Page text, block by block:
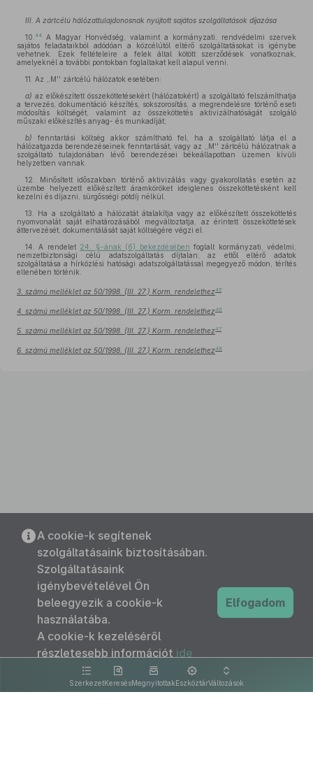
III. A zártcélú hálózattulajdonosnak nyújtott sajátos szolgáltatások díjazása
10. 44
A Magyar Honvédség, valamint a kormányzati, rendvédelmi szervek
sajátos feladataikból adódóan a közcélútól eltérő szolgáltatásokat is igénybe
vehetnek. Ezek feltételeire a felek által kötött szerződések vonatkoznak,
amelyeknél a további pontokban foglaltakat kell alapul venni.
11. Az ,,M'' zártcélú hálózatok esetében:
a) az előkészített összeköttetésekért (hálózatokért) a szolgáltató felszámíthatja
a tervezés, dokumentáció készítés, sokszorosítás, a megrendelésre történő eseti
módosítás költségét, valamint az összeköttetés aktivizálhatóságát szolgáló
műszaki előkészítés anyag- és munkadíját;
b) fenntartási költség akkor számítható fel, ha a szolgáltató látja el a
hálózatgazda berendezéseinek fenntartását, vagy az ,,M'' zártcélú hálózatnak a
szolgáltató tulajdonában lévő berendezései békeállapotban üzemen kívüli
helyzetben vannak.
12. Minősített időszakban történő aktivizálás vagy gyakoroltatás esetén az
üzembe helyezett előkészített áramköröket ideiglenes összeköttetésként kell
kezelni és díjazni, sürgősségi pótdíj nélkül.
13. Ha a szolgáltató a hálózatát átalakítja vagy az előkészített összeköttetés
nyomvonalát saját elhatározásából megváltoztatja, az érintett összeköttetések
áttervezését, dokumentálását saját költségére végzi el.
14. A rendelet 24. §-ának (6) bekezdésében foglalt kormányzati, védelmi,
nemzetbiztonsági célú adatszolgáltatás díjtalan; az ettől eltérő adatok
szolgáltatása a hírközlési hatósági adatszolgáltatással megegyező módon, térítés
ellenében történik.
3. számú melléklet az 50/1998. (III. 27.) Korm. rendelethez45
4. számú melléklet az 50/1998. (III. 27.) Korm. rendelethez46
5. számú melléklet az 50/1998. (III. 27.) Korm. rendelethez47
6. számú melléklet az 50/1998. (III. 27.) Korm. rendelethez48
SzerkezetKeresésMegnyitottakEszköztárVáltozások
A cookie-k segítenek
szolgáltatásaink biztosításában.
Szolgáltatásaink
igénybevételével Ön
beleegyezik a cookie-k
használatába.
A cookie-k kezeléséről
részletesebb információt ide
kattintva olvashat.
Elfogadom